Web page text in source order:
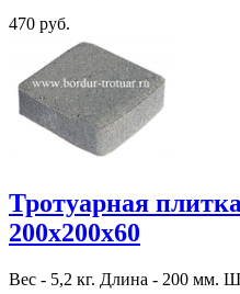
470 руб.
Тротуарная
200х200х60
Вес - 5,2 кг. Длина - 200 мм.